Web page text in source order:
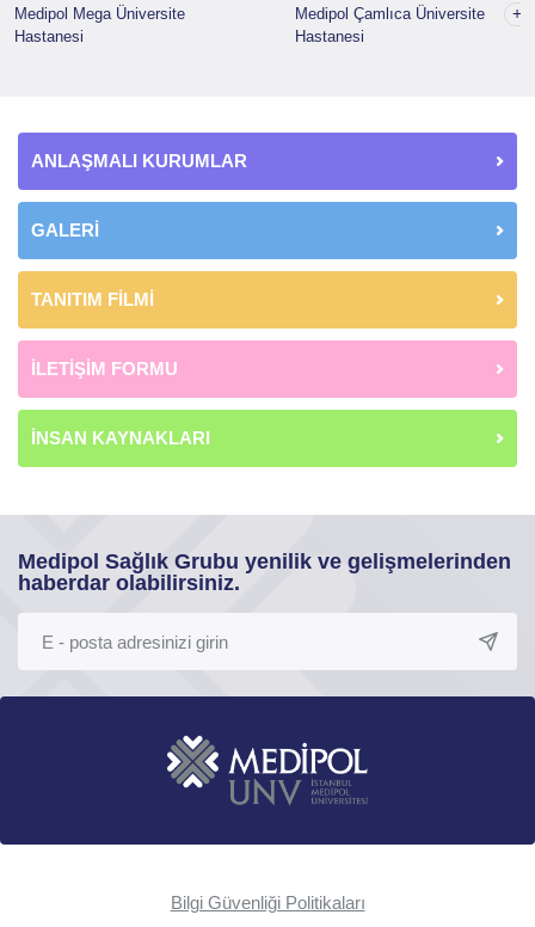
Medipol Mega Üniversite
Hastanesi
Medipol Çamlıca Üniversite
Hastanesi
+1
ANLAŞMALI KURUMLAR
GALERİ
TANITIM FİLMİ
İLETİŞİM FORMU
İNSAN KAYNAKLARI
Medipol Sağlık Grubu yenilik ve gelişmelerinden
haberdar olabilirsiniz.
Bilgi Güvenliği Politikaları